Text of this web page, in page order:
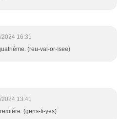
2024 16:31
(reu-val-or-Isee)
2024 13:41
(gens-ti-yes)